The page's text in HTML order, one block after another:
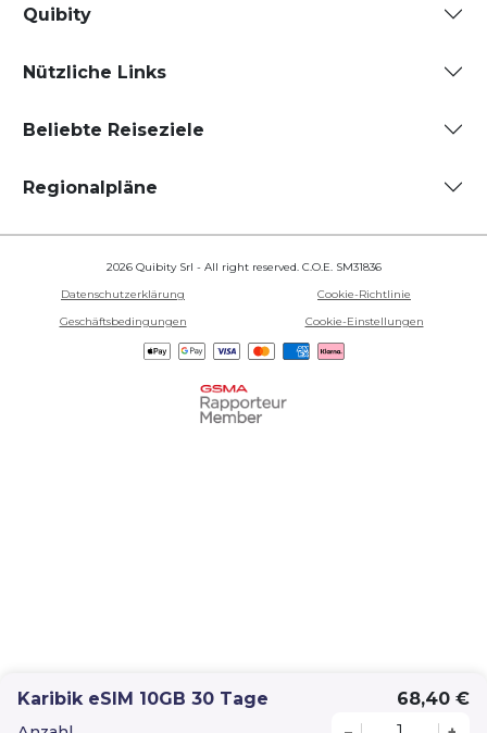
Karibik eSIM 10GB 30 Tage 68,40 €
Quibity
Nützliche Links
Beliebte Reiseziele
Regionalpläne
2026 Quibity Srl - All right reserved. C.O.E. SM31836
Datenschutzerklärung
Cookie-Richtlinie
Geschäftsbedingungen
Cookie-Einstellungen